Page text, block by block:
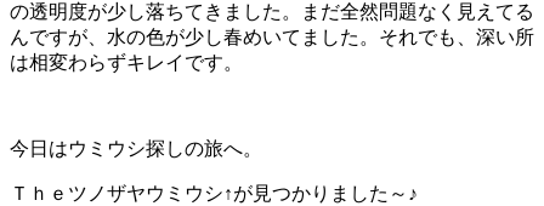
の透明度が少し落ちてきました。まだ全然問題なく見えてる
んですが、水の色が少し春めいてました。それでも、深い所
は相変わらずキレイです。
今日はウミウシ探しの旅へ。
Ｔｈｅツノザヤウミウシ↑が見つかりました～♪